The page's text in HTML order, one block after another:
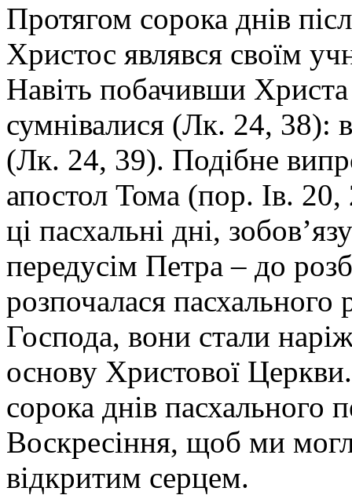
Протягом сорока днів
Христос являвся своїм
Навіть побачивши
сумнівалися (Лк. 24, 38):
(Лк. 24, 39). Подібне
апостол Тома (пор. Ів.
ці пасхальні дні,
передусім Петра – до
розпочалася
Господа, вони стали
основу Христової
сорока днів пасхального
Воскресіння, щоб ми
відкритим серцем.